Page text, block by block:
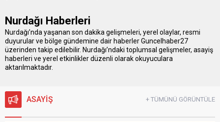
Nurdağı Haberleri
Nurdağı’nda yaşanan son dakika gelişmeleri, yerel olaylar, resmi
duyurular ve bölge gündemine dair haberler Guncelhaber27
üzerinden takip edilebilir. Nurdağı’ndaki toplumsal gelişmeler, asayiş
haberleri ve yerel etkinlikler düzenli olarak okuyuculara
aktarılmaktadır.
ASAYİŞ + TÜMÜNÜ GÖRÜNTÜLE